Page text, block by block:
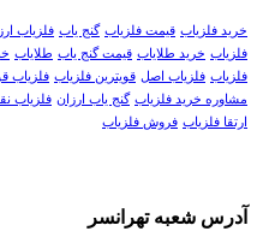
خرید فلزیاب قیمت فلزیاب گنج یاب فلزیاب
فلزیاب خرید طلایاب قیمت گنج یاب طلایاب
فلزیاب فلزیاب اصل قویترین فلزیاب فلزیاب
مشاوره خرید فلزیاب گنج یاب ارزان فلزیاب
ارتقا فلزیاب فروش فلزیاب
آدرس شعبه تهرانسر